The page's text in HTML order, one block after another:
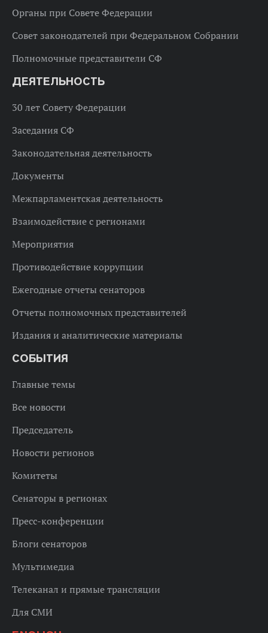
Органы при Совете Федерации
Совет законодателей при Федеральном Собрании
Полномочные представители СФ
ДЕЯТЕЛЬНОСТЬ
30 лет Совету Федерации
Заседания СФ
Законодательная деятельность
Документы
Межпарламентская деятельность
Взаимодействие с регионами
Мероприятия
Противодействие коррупции
Ежегодные отчеты сенаторов
Отчеты полномочных представителей
Издания и аналитические материалы
СОБЫТИЯ
Главные темы
Все новости
Председатель
Новости регионов
Комитеты
Сенаторы в регионах
Пресс-конференции
Блоги сенаторов
Мультимедиа
Телеканал и прямые трансляции
Для СМИ